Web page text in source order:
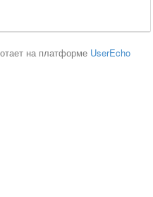
на платформе UserEcho